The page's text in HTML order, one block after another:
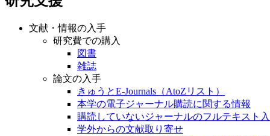
文献・情報の入手
研究費での購入
図書
雑誌
論文の入手
きゅうとE-Journals（AtoZリスト）
本学の電子ジャーナル購読に関する情報
購読していないジャーナルのフルテキスト
学外からの文献取り寄せ